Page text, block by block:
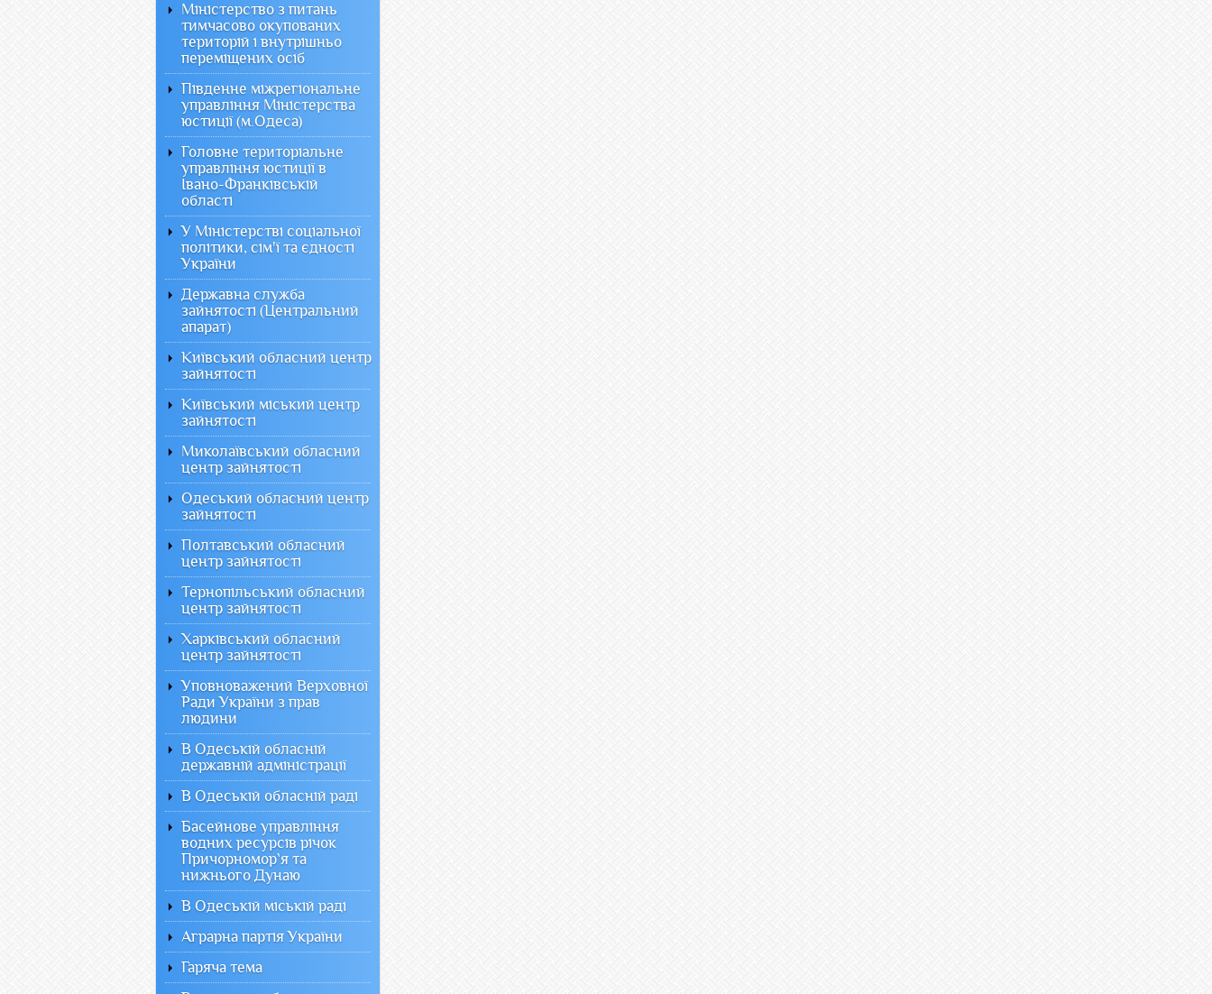
Міністерство з питань
тимчасово окупованих
територій і внутрішньо
переміщених осіб
Південне міжрегіональне
управління Міністерства
юстиції (м.Одеса)
Головне територіальне
управління юстиції в
Івано-Франківській
області
У Міністерстві соціальної
політики, сім'ї та єдності
України
Державна служба
зайнятості (Центральний
апарат)
Київський обласний центр
зайнятості
Київський міський центр
зайнятості
Миколаївський обласний
центр зайнятості
Одеський обласний центр
зайнятості
Полтавський обласний
центр зайнятості
Тернопільський обласний
центр зайнятості
Харківський обласний
центр зайнятості
Уповноважений Верховної
Ради України з прав
людини
В Одеській обласній
державній адміністрації
В Одеській обласній раді
Басейнове управління
водних ресурсів річок
Причорномор`я та
нижнього Дунаю
В Одеській міській раді
Аграрна партія України
Гаряча тема